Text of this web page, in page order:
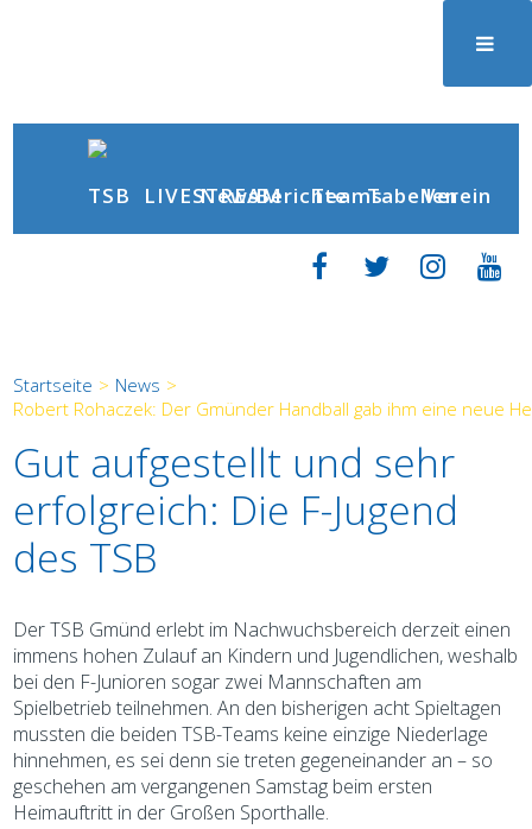
LIVESTREAM
NewsBerichteTeamsTabellenVerein
Startseite > News >
Robert Rohaczek: Der Gmünder Handball gab ihm eine neue
Gut aufgestellt und sehr
erfolgreich: Die F-Jugend
des TSB
Der TSB Gmünd erlebt im Nachwuchsbereich derzeit einen
immens hohen Zulauf an Kindern und Jugendlichen, weshalb
bei den F-Junioren sogar zwei Mannschaften am
Spielbetrieb teilnehmen. An den bisherigen acht Spieltagen
mussten die beiden TSB-Teams keine einzige Niederlage
hinnehmen, es sei denn sie treten gegeneinander an – so
geschehen am vergangenen Samstag beim ersten
Heimauftritt in der Großen Sporthalle.